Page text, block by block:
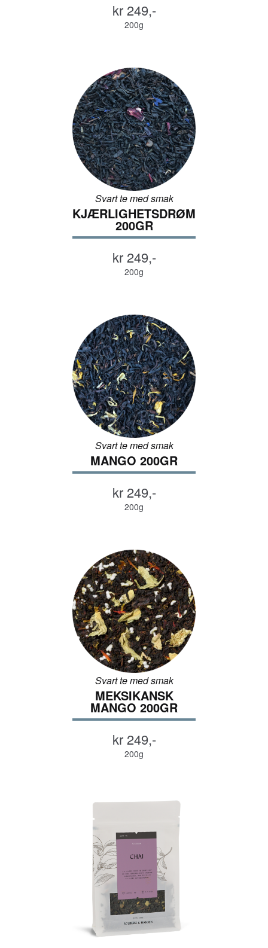
kr 249,-
200g
Svart te med smak
KJÆRLIGHETSDRØM
200GR
kr 249,-
200g
Svart te med smak
MANGO 200GR
kr 249,-
200g
Svart te med smak
MEKSIKANSK
MANGO 200GR
kr 249,-
200g